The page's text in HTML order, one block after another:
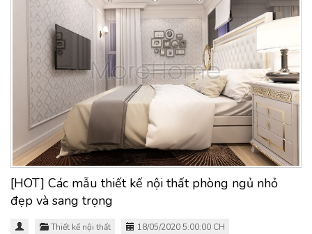
[HOT] Các mẫu thiết kế nội thất phòng ngủ nhỏ
đẹp và sang trọng
Thiết kế nội thất
18/05/2020 5:00:00 CH